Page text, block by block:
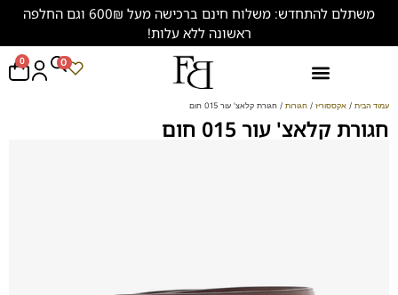
משתלם להתחדש: משלוח חינם ברכישה מעל 600₪ וגם החלפה
ראשונה ללא עלות!
0 0
עמוד הבית / אקססוריז / חגורות / חגורת קלאצ' עור 015 חום
חגורת קלאצ' עור 015 חום